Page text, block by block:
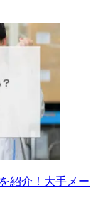
紹介！大手メー